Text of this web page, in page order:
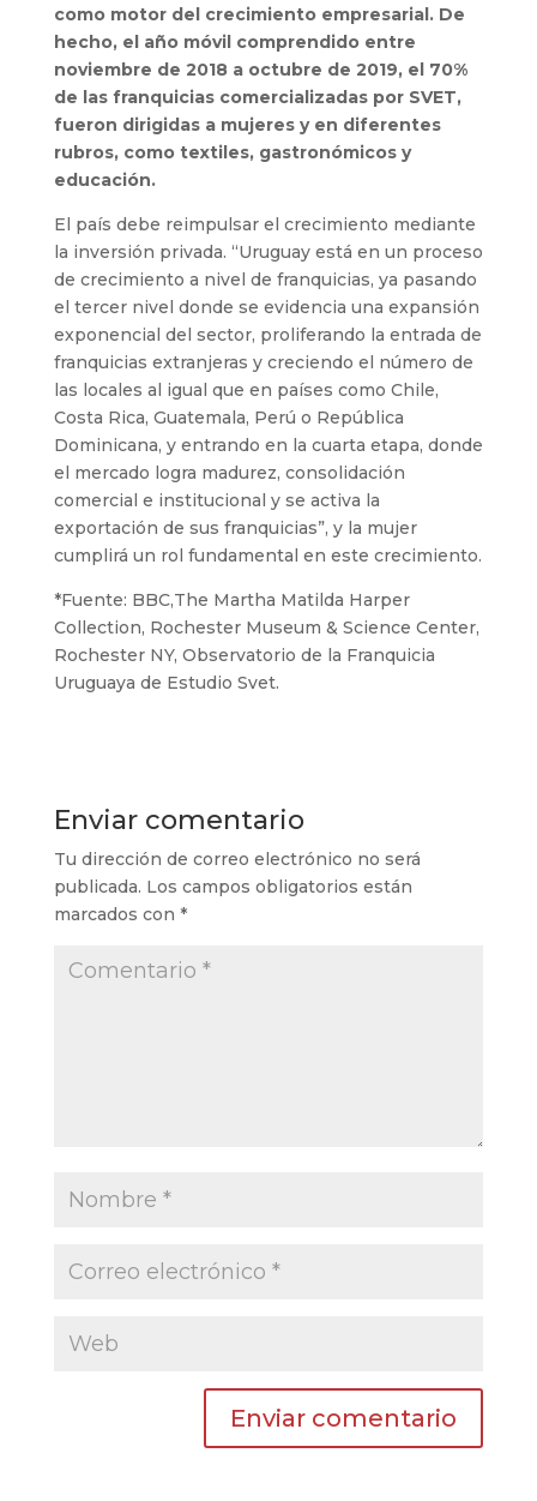
como motor del crecimiento empresarial. De
hecho, el año móvil comprendido entre
noviembre de 2018 a octubre de 2019, el 70%
de las franquicias comercializadas por SVET,
fueron dirigidas a mujeres y en diferentes
rubros, como textiles, gastronómicos y
educación.
El país debe reimpulsar el crecimiento mediante
la inversión privada. “Uruguay está en un proceso
de crecimiento a nivel de franquicias, ya pasando
el tercer nivel donde se evidencia una expansión
exponencial del sector, proliferando la entrada de
franquicias extranjeras y creciendo el número de
las locales al igual que en países como Chile,
Costa Rica, Guatemala, Perú o República
Dominicana, y entrando en la cuarta etapa, donde
el mercado logra madurez, consolidación
comercial e institucional y se activa la
exportación de sus franquicias”, y la mujer
cumplirá un rol fundamental en este crecimiento.
*Fuente: BBC,The Martha Matilda Harper
Collection, Rochester Museum & Science Center,
Rochester NY, Observatorio de la Franquicia
Uruguaya de Estudio Svet.
Enviar comentario
Tu dirección de correo electrónico no será
publicada. Los campos obligatorios están
marcados con *